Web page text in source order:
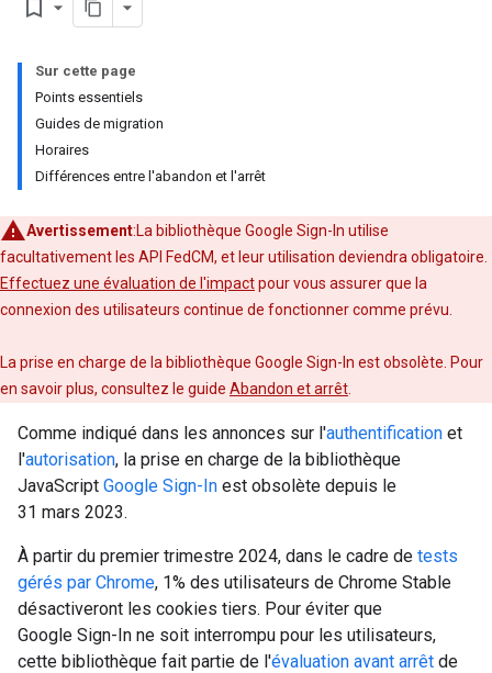
bookmark_border
Sur cette page
Points essentiels
Guides de migration
Horaires
Différences entre l'abandon et l'arrêt
Avertissement:La bibliothèque Google Sign-In utilise
facultativement les API FedCM, et leur utilisation deviendra obligatoire.
Effectuez une évaluation de l'impactpour vous assurer que la
connexion des utilisateurs continue de fonctionner comme prévu.
La prise en charge de la bibliothèque Google Sign-In est obsolète. Pour
en savoir plus, consultez le guide Abandon et arrêt
Comme indiqué dans les annonces sur l'authentification et
l'autorisation, la prise en charge de la bibliothèque
JavaScript Google Sign-In est obsolète depuis le
31 mars 2023.
À partir du premier trimestre 2024, dans le cadre de tests
gérés par Chrome, 1% des utilisateurs de Chrome Stable
désactiveront les cookies tiers. Pour éviter que
Google Sign-In ne soit interrompu pour les utilisateurs,
cette bibliothèque fait partie de l'évaluation avant arrêt de